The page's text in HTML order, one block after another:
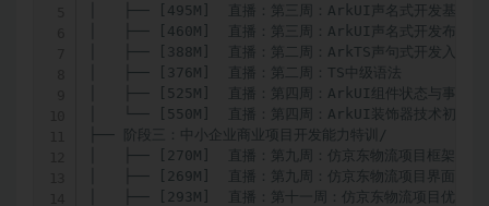
│   ├── [495M]  直播：第三周：ArkUI声名式开发基础组
│   ├── [460M]  直播：第三周：ArkUI声名式开发布局深
│   ├── [388M]  直播：第二周：ArkTS声句式开发入门
│   ├── [376M]  直播：第二周：TS中级语法
│   ├── [525M]  直播：第四周：ArkUI组件状态与事件监
│   └── [550M]  直播：第四周：ArkUI装饰器技术初步了
├── 阶段三：中小企业商业项目开发能力特训/
│   ├── [270M]  直播：第九周：仿京东物流项目框架搭建
│   ├── [269M]  直播：第九周：仿京东物流项目界面与组
│   ├── [293M]  直播：第十一周：仿京东物流项目优化